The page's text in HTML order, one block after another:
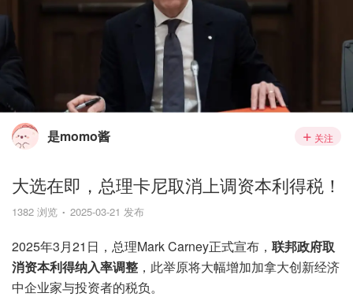
是momo酱 关注
大选在即，总理卡尼取消上调资本利得税！
1382 浏览 2025-03-21 发布
2025年3月21日，总理Mark Carney正式宣布， 联邦政府取
消资本利得纳入率调整 ，此举原将大幅增加加拿大创新经济
中企业家与投资者的税负。